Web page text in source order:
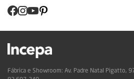
Fábrica e Showroom: Av. Padre Natal Pigatto,